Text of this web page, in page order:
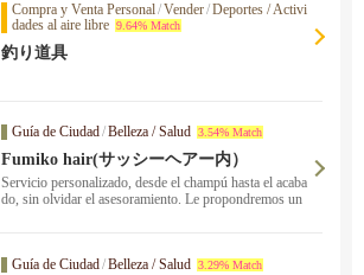
Compra y Venta Personal/Vender/Deportes / Activi
dades al aire libre 9.64% Match
釣り道具
Guía de Ciudad/Belleza / Salud 3.54% Match
Fumiko hair(サッシーヘアー内）
Servicio personalizado, desde el champú hasta el acaba
do, sin olvidar el asesoramiento. Le propondremos un
Guía de Ciudad/Belleza / Salud 3.29% Match